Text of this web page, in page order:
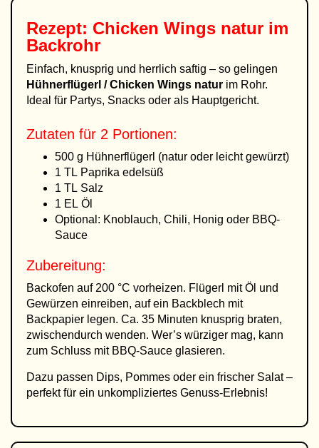
Rezept: Chicken Wings natur im
Backrohr
Einfach, knusprig und herrlich saftig – so gelingen
Hühnerflügerl / Chicken Wings natur im Rohr.
Ideal für Partys, Snacks oder als Hauptgericht.
Zutaten für 2 Portionen:
500 g Hühnerflügerl (natur oder leicht gewürzt)
1 TL Paprika edelsüß
1 TL Salz
1 EL Öl
Optional: Knoblauch, Chili, Honig oder BBQ-
Sauce
Zubereitung:
Backofen auf 200 °C vorheizen. Flügerl mit Öl und
Gewürzen einreiben, auf ein Backblech mit
Backpapier legen. Ca. 35 Minuten knusprig braten,
zwischendurch wenden. Wer’s würziger mag, kann
zum Schluss mit BBQ-Sauce glasieren.
Dazu passen Dips, Pommes oder ein frischer Salat –
perfekt für ein unkompliziertes Genuss-Erlebnis!